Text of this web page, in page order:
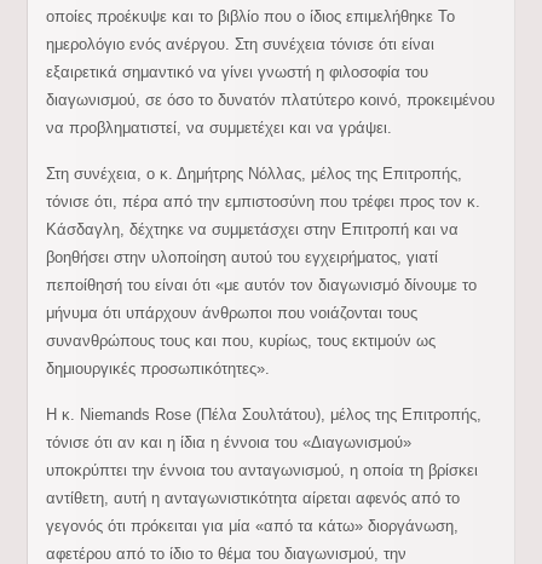
οποίες προέκυψε και το βιβλίο που ο ίδιος επιμελήθηκε Το
ημερολόγιο ενός ανέργου. Στη συνέχεια τόνισε ότι είναι
εξαιρετικά σημαντικό να γίνει γνωστή η φιλοσοφία του
διαγωνισμού, σε όσο το δυνατόν πλατύτερο κοινό, προκειμένου
να προβληματιστεί, να συμμετέχει και να γράψει.
Στη συνέχεια, ο κ. Δημήτρης Νόλλας, μέλος της Επιτροπής,
τόνισε ότι, πέρα από την εμπιστοσύνη που τρέφει προς τον κ.
Κάσδαγλη, δέχτηκε να συμμετάσχει στην Επιτροπή και να
βοηθήσει στην υλοποίηση αυτού του εγχειρήματος, γιατί
πεποίθησή του είναι ότι «με αυτόν τον διαγωνισμό δίνουμε το
μήνυμα ότι υπάρχουν άνθρωποι που νοιάζονται τους
συνανθρώπους τους και που, κυρίως, τους εκτιμούν ως
δημιουργικές προσωπικότητες».
Η κ. Niemands Rose (Πέλα Σουλτάτου), μέλος της Επιτροπής,
τόνισε ότι αν και η ίδια η έννοια του «Διαγωνισμού»
υποκρύπτει την έννοια του ανταγωνισμού, η οποία τη βρίσκει
αντίθετη, αυτή η ανταγωνιστικότητα αίρεται αφενός από το
γεγονός ότι πρόκειται για μία «από τα κάτω» διοργάνωση,
αφετέρου από το ίδιο το θέμα του διαγωνισμού, την